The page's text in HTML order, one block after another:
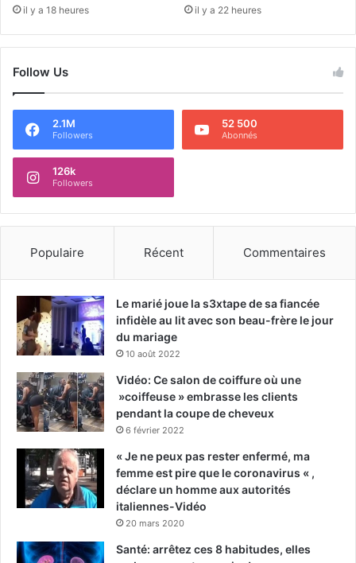
il y a 18 heures il y a 22 heures
Follow Us
2.1M
Followers
52 500
Abonnés
126k
Followers
Populaire Récent Commentaires
Le marié joue la s3xtape de sa fiancée
infidèle au lit avec son beau-frère le jour
du mariage
10 août 2022
Vidéo: Ce salon de coiffure où une
»coiffeuse » embrasse les clients
pendant la coupe de cheveux
6 février 2022
« Je ne peux pas rester enfermé, ma
femme est pire que le coronavirus « ,
déclare un homme aux autorités
italiennes-Vidéo
20 mars 2020
Santé: arrêtez ces 8 habitudes, elles